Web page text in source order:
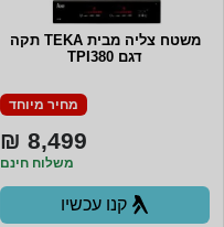
משטח צליה מבית TEKA תקה
דגם TPI380
מחיר מיוחד
8,499 ₪
משלוח חינם
קנו עכשיו